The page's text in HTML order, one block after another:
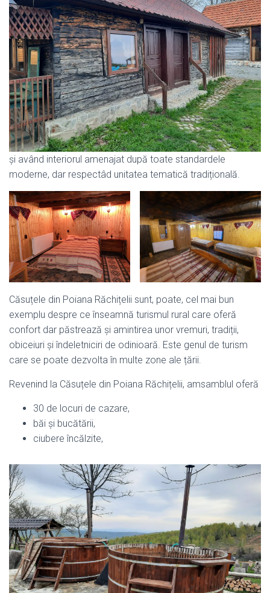
și având interiorul amenajat după toate standardele
moderne, dar respectâd unitatea tematică tradițională.
Căsuțele din Poiana Răchițelii sunt, poate, cel mai bun
exemplu despre ce înseamnă turismul rural care oferă
confort dar păstrează și amintirea unor vremuri, tradiții,
obiceiuri și îndeletniciri de odinioară. Este genul de turism
care se poate dezvolta în multe zone ale țării.
Revenind la Căsuțele din Poiana Răchițelii, amsamblul oferă
30 de locuri de cazare,
băi și bucătării,
ciubere încălzite,